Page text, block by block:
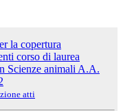
la copertura
corso di laurea
Scienze animali A.A.
atti